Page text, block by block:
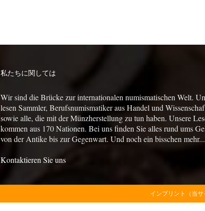
私たちに関しては
Wir sind die Brücke zur internationalen numismatischen Welt.
lesen Sammler, Berufsnumismatiker aus Handel und
sowie alle, die mit der Münzherstellung zu tun haben. Unsere
kommen aus 170 Nationen. Bei uns finden Sie alles rund ums
von der Antike bis zur Gegenwart. Und noch ein bisschen mehr...
Kontaktieren Sie uns
インプリント（当サ